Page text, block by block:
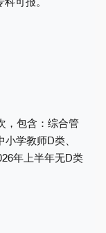
，包含：综合管
学教师D类、
年上半年无D类